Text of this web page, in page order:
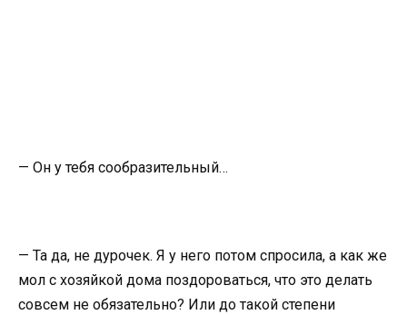
— Он у тебя сообразительный…
— Та да, не дурочек. Я у него потом спросила, а как же
мол с хозяйкой дома поздороваться, что это делать
совсем не обязательно? Или до такой степени